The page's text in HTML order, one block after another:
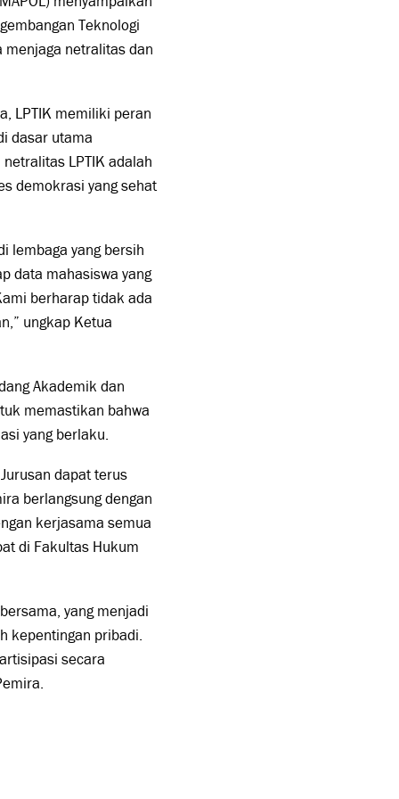
Teknologi
menjaga netralitas dan
LPTIK memiliki peran
dasar utama
LPTIK adalah
demokrasi yang sehat
lembaga yang bersih
data mahasiswa yang
berharap tidak ada
ungkap Ketua
Akademik dan
memastikan bahwa
yang berlaku.
dapat terus
berlangsung dengan
kerjasama semua
di Fakultas Hukum
yang menjadi
kepentingan pribadi.
secara